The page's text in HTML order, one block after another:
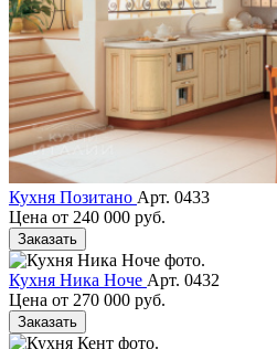
Кухня Позитано Арт. 0433
Цена от 240 000 руб.
Заказать
Кухня Ника Ноче Арт. 0432
Цена от 270 000 руб.
Заказать